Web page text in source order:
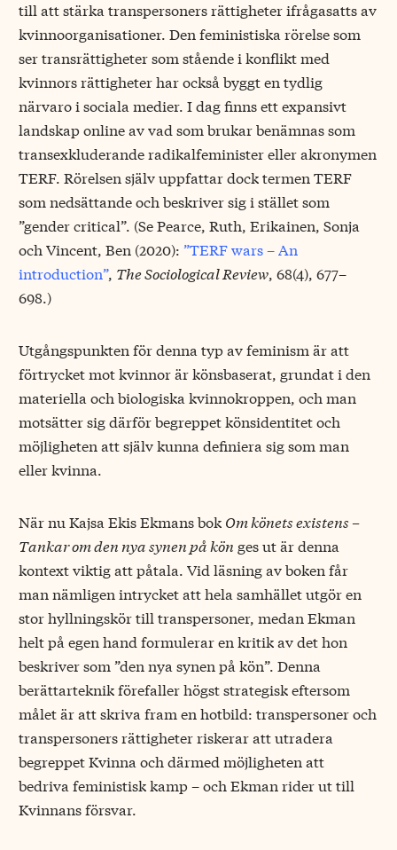
till att stärka transpersoners rättigheter ifrågasatts av
kvinnoorganisationer. Den feministiska rörelse som
ser transrättigheter som stående i konflikt med
kvinnors rättigheter har också byggt en tydlig
närvaro i sociala medier. I dag finns ett expansivt
landskap online av vad som brukar benämnas som
transexkluderande radikalfeminister eller akronymen
TERF. Rörelsen själv uppfattar dock termen TERF
som nedsättande och beskriver sig i stället som
”gender critical”. (Se Pearce, Ruth, Erikainen, Sonja
och Vincent, Ben (2020):”TERF wars – An
introduction”, The Sociological Review, 68(4), 677–
698.)
Utgångspunkten för denna typ av feminism är att
förtrycket mot kvinnor är könsbaserat, grundat i den
materiella och biologiska kvinnokroppen, och man
motsätter sig därför begreppet könsidentitet och
möjligheten att själv kunna definiera sig som man
eller kvinna.
När nu Kajsa Ekis Ekmans bok Om könets existens –
Tankar om den nya synen på kön ges ut är denna
kontext viktig att påtala. Vid läsning av boken får
man nämligen intrycket att hela samhället utgör en
stor hyllningskör till transpersoner, medan Ekman
helt på egen hand formulerar en kritik av det hon
beskriver som ”den nya synen på kön”. Denna
berättarteknik förefaller högst strategisk eftersom
målet är att skriva fram en hotbild: transpersoner och
transpersoners rättigheter riskerar att utradera
begreppet Kvinna och därmed möjligheten att
bedriva feministisk kamp – och Ekman rider ut till
Kvinnans försvar.